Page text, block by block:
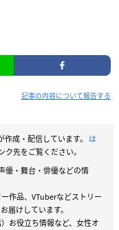
記事の内容について報告する
成・配信しています。 は
ク先をご覧ください。
優・舞台・俳優などの情
作品、VTuberなどストリー
届けしています。
お役立ち情報など、女性オ